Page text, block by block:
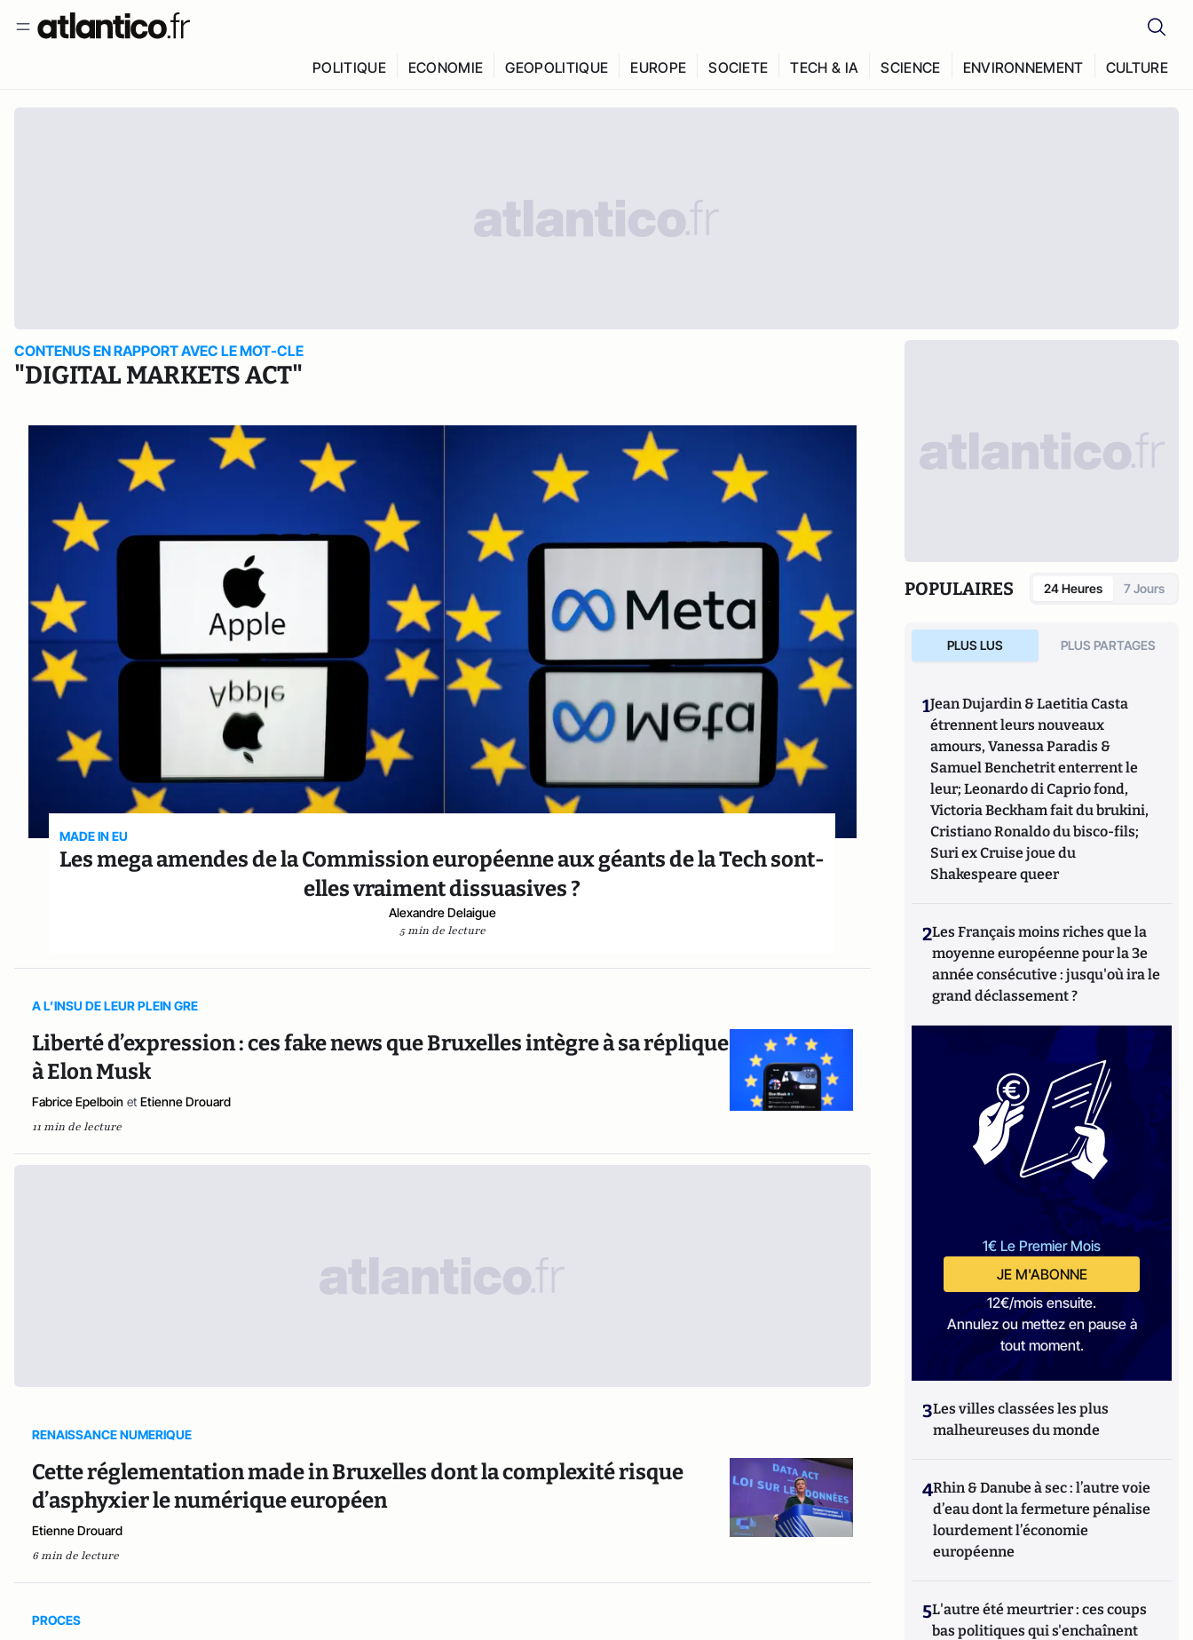
POLITIQUE ECONOMIE GEOPOLITIQUE EUROPE SOCIETE TECH & IA SCIENCE ENVIRONNEMENT CULTURE
CONTENUS EN RAPPORT AVEC LE MOT-CLE
"DIGITAL MARKETS ACT"
MADE IN EU
Les mega amendes de la Commission européenne aux géants de la Tech sont-
elles vraiment dissuasives ?
Alexandre Delaigue
5 min de lecture
A L’INSU DE LEUR PLEIN GRE
Liberté d’expression : ces fake news que Bruxelles intègre à sa réplique
à Elon Musk
Fabrice Epelboin et Etienne Drouard
11 min de lecture
RENAISSANCE NUMERIQUE
Cette réglementation made in Bruxelles dont la complexité risque
d’asphyxier le numérique européen
Etienne Drouard
6 min de lecture
PROCES
POPULAIRES 24 Heures 7 Jours
PLUS LUS PLUS PARTAGES
1Jean Dujardin & Laetitia Casta
étrennent leurs nouveaux
amours, Vanessa Paradis &
Samuel Benchetrit enterrent le
leur; Leonardo di Caprio fond,
Victoria Beckham fait du brukini,
Cristiano Ronaldo du bisco-fils;
Suri ex Cruise joue du
Shakespeare queer
2Les Français moins riches que la
moyenne européenne pour la 3e
année consécutive : jusqu'où ira le
grand déclassement ?
1€ Le Premier Mois
JE M'ABONNE
12€/mois ensuite.
Annulez ou mettez en pause à
tout moment.
3Les villes classées les plus
malheureuses du monde
4Rhin & Danube à sec : l’autre voie
d’eau dont la fermeture pénalise
lourdement l’économie
européenne
5L'autre été meurtrier : ces coups
bas politiques qui s'enchaînent